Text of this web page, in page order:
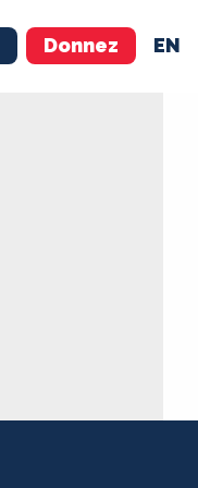
Donnez EN